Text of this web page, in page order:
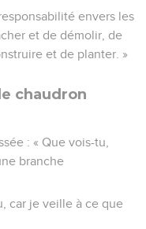
envers les
et de démolir, de
et de planter. »
chaudron
: « Que vois-tu,
branche
car je veille à ce que